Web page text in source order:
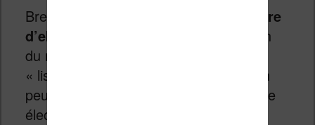
Bref, on a donc
une fonction de lecture
d’ebook totalement gadget
et j’ai bien
du mal à qualifier cet appareil de
« liseuse » même si techniquement, on
peut y lire du texte sur un écran à encre
électronique.